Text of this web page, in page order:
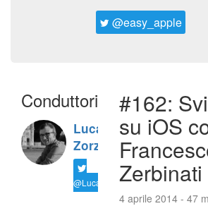
@easy_apple
Conduttori
Luca
Zorzi
@LucaTNT
#162:
su iOS
Zerbinati
4 aprile 2014 - 47